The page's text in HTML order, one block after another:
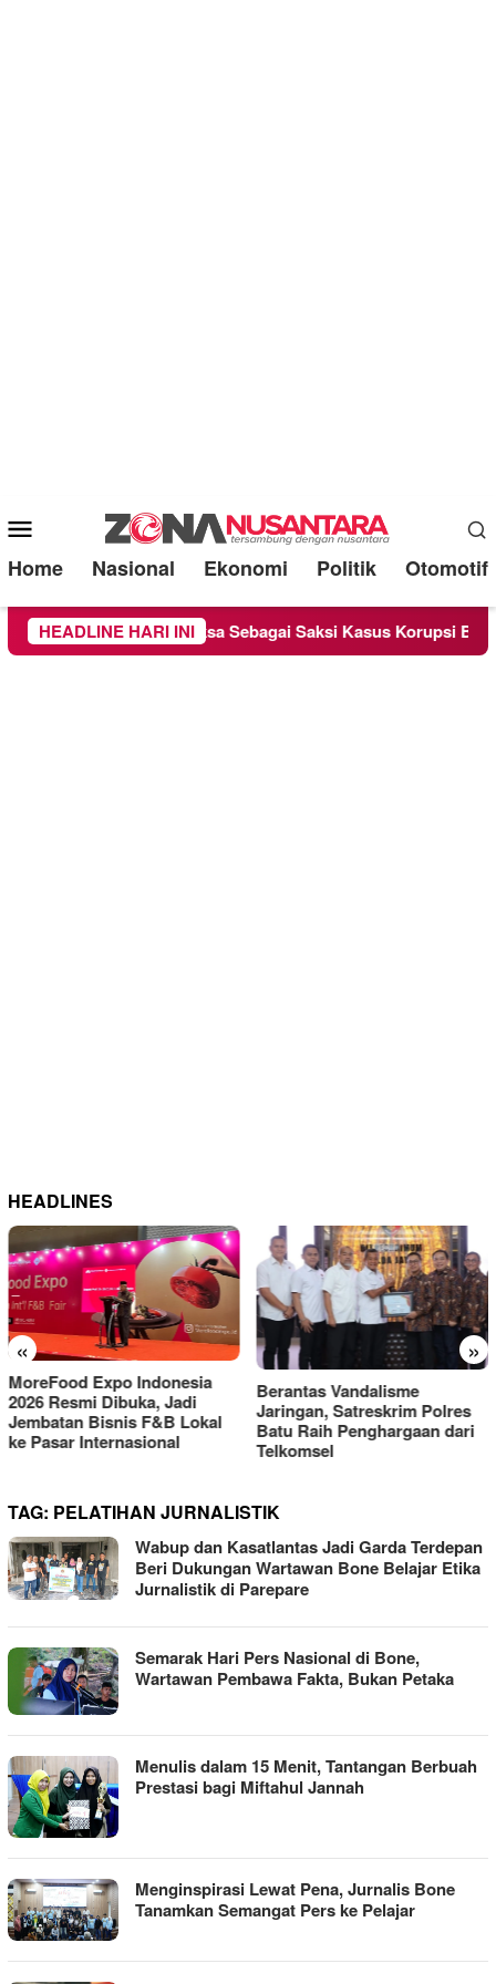
Mobile
Menu
Home Nasional Ekonomi Politik Otomotif
HEADLINE HARI INI
Diperiksa Sebagai Saksi Kasus Korupsi Bibit Nanas
HEADLINES
« »
Berantas Vandalisme
Jaringan, Satreskrim Polres
Batu Raih Penghargaan dari
Telkomsel
RM OG Alami Kenaikan
Omset di Porprov IX Jatim
2025
TAG: PELATIHAN JURNALISTIK
Wabup dan Kasatlantas Jadi Garda Terdepan
Beri Dukungan Wartawan Bone Belajar Etika
Jurnalistik di Parepare
Semarak Hari Pers Nasional di Bone,
Wartawan Pembawa Fakta, Bukan Petaka
Menulis dalam 15 Menit, Tantangan Berbuah
Prestasi bagi Miftahul Jannah
Menginspirasi Lewat Pena, Jurnalis Bone
Tanamkan Semangat Pers ke Pelajar